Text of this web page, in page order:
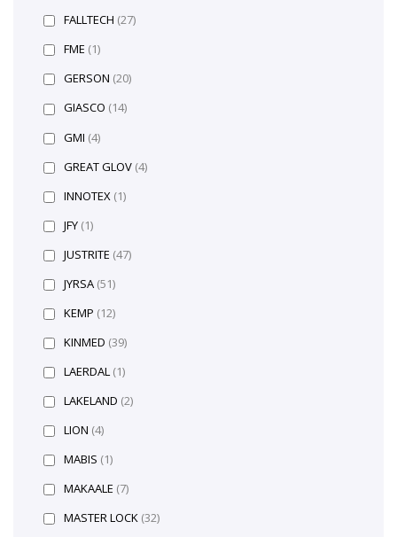
FALLTECH (27)
FME (1)
GERSON (20)
GIASCO (14)
GMI (4)
GREAT GLOV (4)
INNOTEX (1)
JFY (1)
JUSTRITE (47)
JYRSA (51)
KEMP (12)
KINMED (39)
LAERDAL (1)
LAKELAND (2)
LION (4)
MABIS (1)
MAKAALE (7)
MASTER LOCK (32)